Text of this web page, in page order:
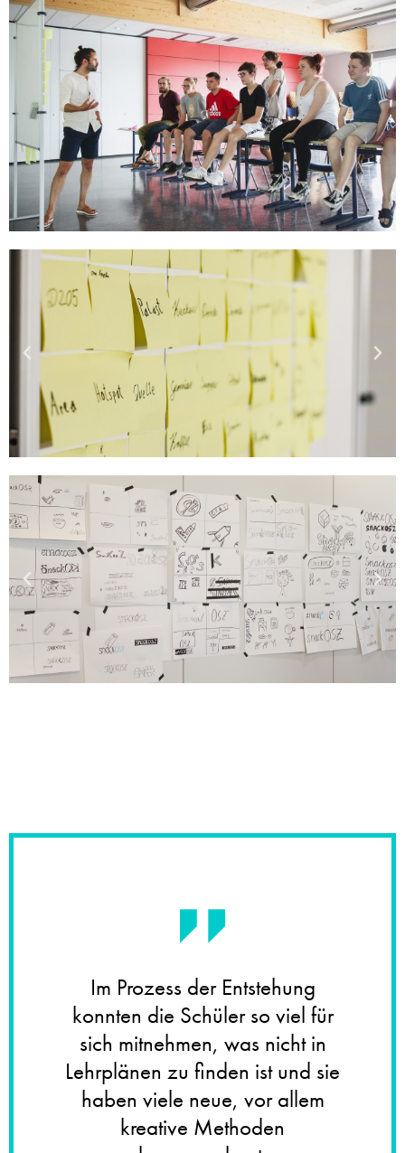
Im Prozess der Entstehung
konnten die Schüler so viel für
sich mitnehmen, was nicht in
Lehrplänen zu finden ist und sie
haben viele neue, vor allem
kreative Methoden